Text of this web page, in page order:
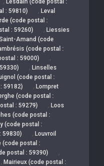
: 59810) , Leval
(code postal :
: 59260) , Liessies
Amand (code
(code postal :
: 59000) ,
, Linselles
(code postal :
59182) , Lompret
(code postal :
: 59279) , Loos
(code postal :
(code postal :
59830) , Louvroil
(code postal :
postal : 59390) ,
, Mairieux (code postal :